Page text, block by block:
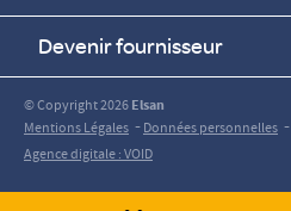
Devenir fournisseur
© Copyright 2026Elsan
Mentions Légales -Données personnelles -
Agence digitale : VOID